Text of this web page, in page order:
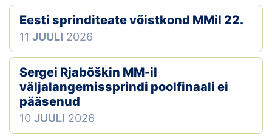
Eesti sprinditeate võistkond MMil 22.
11 JUULI 2026
Sergei Rjabõškin MM-il
väljalangemissprindi poolfinaali ei
pääsenud
10 JUULI 2026